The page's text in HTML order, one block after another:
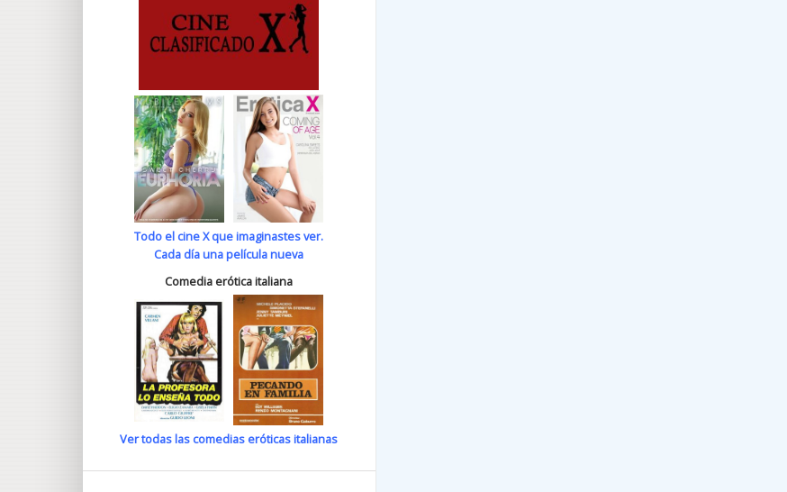
Todo el cine X que imaginastes ver.
Cada día una película nueva
Comedia erótica italiana
Ver todas las comedias eróticas italianas